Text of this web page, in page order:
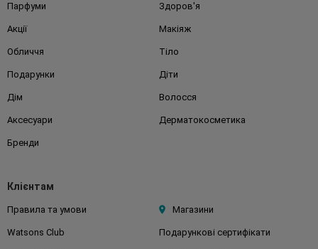
Парфуми Здоров'я
Акції Макіяж
Обличчя Тіло
Подарунки Діти
Дім Волосся
Аксесуари Дерматокосметика
Бренди
Клієнтам
Правила та умови Магазини
Watsons Club Подарункові сертифікати